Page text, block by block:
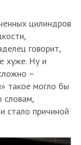
цилиндров
говорит,
хуже. Ну и
–
такое могло бы
словам,
стало причиной